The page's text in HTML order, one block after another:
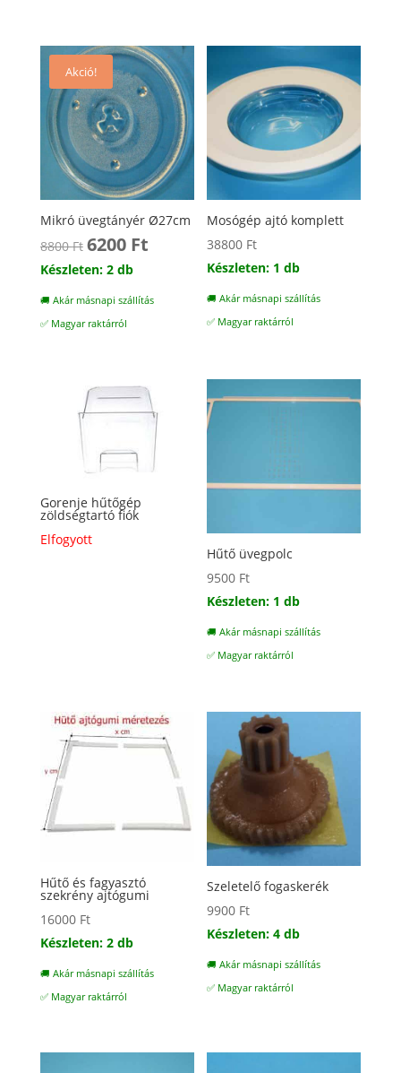
Akció!
Mikró üvegtányér Ø27cm
8800Ft Original
price
6200 FtCurrent
Készleten: 2 db
🚚 Akár másnapi szállítás
✅ Magyar raktárról
Mosógép ajtó komplett
38800 Ft
Készleten: 1 db
🚚 Akár másnapi szállítás
✅ Magyar raktárról
Gorenje hűtőgép
zöldségtartó fiók
Elfogyott
Hűtő üvegpolc
9500 Ft
Készleten: 1 db
🚚 Akár másnapi szállítás
✅ Magyar raktárról
Hűtő és fagyasztó
szekrény ajtógumi
16000 Ft
Készleten: 2 db
🚚 Akár másnapi szállítás
✅ Magyar raktárról
Szeletelő fogaskerék
9900 Ft
Készleten: 4 db
🚚 Akár másnapi szállítás
✅ Magyar raktárról